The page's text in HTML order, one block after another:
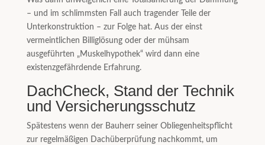
– und im schlimmsten Fall auch tragender Teile der
Unterkonstruktion – zur Folge hat. Aus der einst
vermeintlichen Billiglösung oder der mühsam
ausgeführten „Muskelhypothek“ wird dann eine
existenzgefährdende Erfahrung.
DachCheck, Stand der Technik
und Versicherungsschutz
Spätestens wenn der Bauherr seiner Obliegenheitspflicht
zur regelmäßigen Dachüberprüfung nachkommt, um